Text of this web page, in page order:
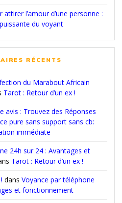
attirer l’amour d’une personne :
du voyant
RÉCENTS
du Marabout Africain
Tarot : Retour d’un ex !
avis : Trouvez des Réponses
pure sans support sans cb:
immédiate
24h sur 24 : Avantages et
Tarot : Retour d’un ex !
dans Voyance par téléphone
et fonctionnement